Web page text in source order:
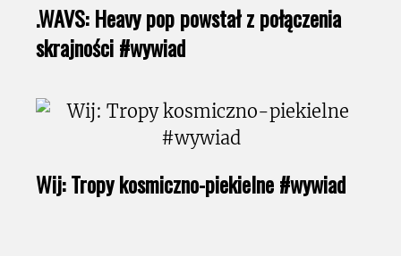
.WAVS: Heavy pop powstał z połączenia
skrajności #wywiad
Wij: Tropy kosmiczno-piekielne #wywiad